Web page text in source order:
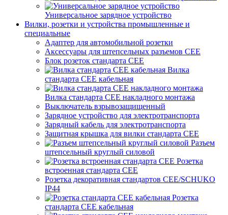
Универсальное зарядное устройство
Вилки, розетки и устройства промышленные и
специальные
Адаптер для автомобильной розетки
Аксессуары для штепсельных разъемов CEE
Блок розеток стандарта CEE
Вилка
стандарта CEE кабельная
Вилка стандарта CEE накладного монтажа
Выключатель взрывозащищенный
Зарядное устройство для электротранспорта
Зарядный кабель для электротранспорта
Защитная крышка для вилки стандарта CEE
Разъем
штепсельный круглый силовой
Розетка
встроенная стандарта CEE
Розетка декоративная стандартов CEE/SCHUKO
IP44
Розетка
стандарта СЕЕ кабельная